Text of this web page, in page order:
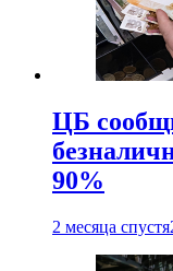
ЦБ
90%
2 месяца спустя